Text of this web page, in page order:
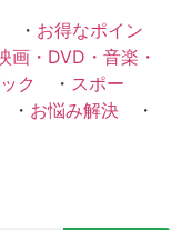
・ お得なポイン
画・DVD・音楽・
ク ・ スポー
・ お悩み解決 ・